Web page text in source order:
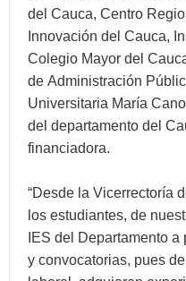
del Cauca, Centro
Innovación del Cauca,
Colegio Mayor del
de Administración
Universitaria María
del departamento del
financiadora.
“Desde la Vicerrectoría
los estudiantes, de
IES del Departamento
y convocatorias, pues